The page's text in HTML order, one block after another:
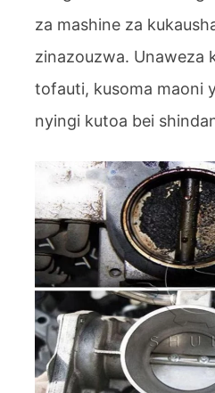
za mashine za
zinazouzwa. Unaweza
tofauti, kusoma maoni
nyingi kutoa bei